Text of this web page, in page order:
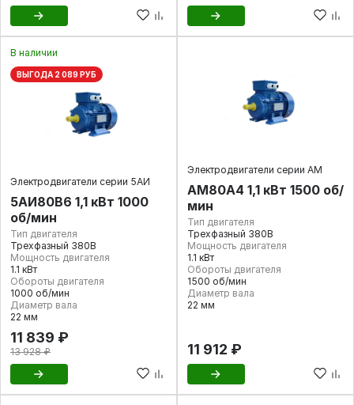
В наличии
ВЫГОДА 2 089 РУБ
Электродвигатели серии 5АИ
5АИ80В6 1,1 кВт 1000
об/мин
Тип двигателя
Трехфазный 380В
Мощность двигателя
1.1 кВт
Обороты двигателя
1000 об/мин
Диаметр вала
22 мм
11 839 ₽
13 928 ₽
Электродвигатели серии АМ
АМ80А4 1,1 кВт 1500 об/
мин
Тип двигателя
Трехфазный 380В
Мощность двигателя
1.1 кВт
Обороты двигателя
1500 об/мин
Диаметр вала
22 мм
11 912 ₽